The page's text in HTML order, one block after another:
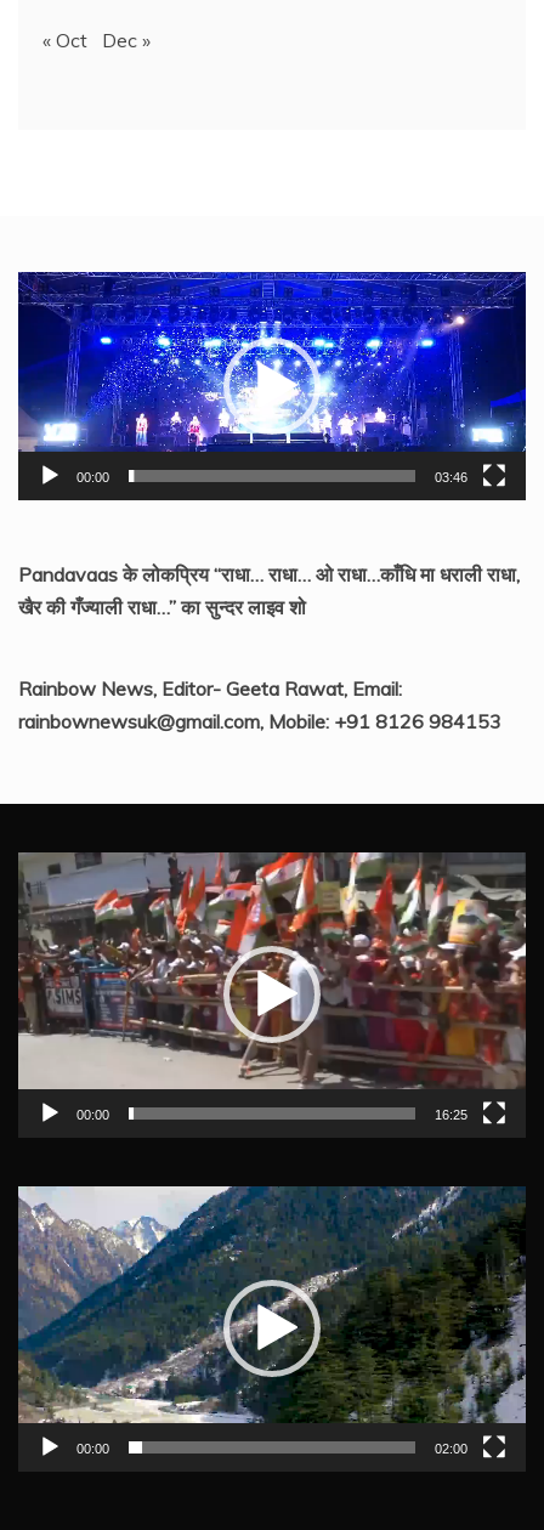
« Oct Dec »
Video
Player
00:00 03:46
Pandavaas के लोकप्रिय “राधा… राधा… ओ राधा…काँधि मा धराली राधा,
खैर की गँज्याली राधा…” का सुन्दर लाइव शो
Rainbow News, Editor- Geeta Rawat, Email:
rainbownewsuk@gmail.com, Mobile: +91 8126 984153
Video
Player
00:00 16:25
Video
Player
00:00 02:00